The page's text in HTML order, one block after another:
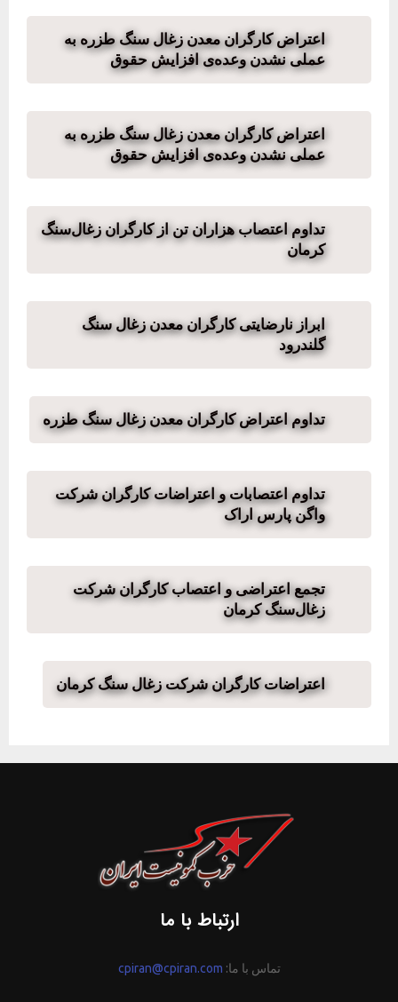
اعتراض کارگران معدن زغال سنگ طزره به
عملی نشدن وعده‌ی افزایش حقوق
اعتراض کارگران معدن زغال سنگ طزره به
عملی نشدن وعده‌ی افزایش حقوق
تداوم اعتصاب هزاران تن از کارگران زغال‌سنگ
کرمان
ابراز نارضایتی کارگران معدن زغال سنگ
گلندرود
تداوم اعتراض کارگران معدن زغال سنگ طزره
تداوم اعتصابات و اعتراضات کارگران شرکت
واگن پارس اراک
تجمع اعتراضی و اعتصاب کارگران شرکت
زغال‌سنگ کرمان
اعتراضات کارگران شرکت زغال سنگ کرمان
ارتباط با ما
تماس با ما: cpiran@cpiran.com